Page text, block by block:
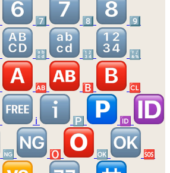
7️⃣ 8️⃣ 9️⃣
🔡 🔢 🔣
🆎 🅱️ 🆑
ℹ️ 🅿️ 🆔
🆖 🅾️ 🆗 🆘